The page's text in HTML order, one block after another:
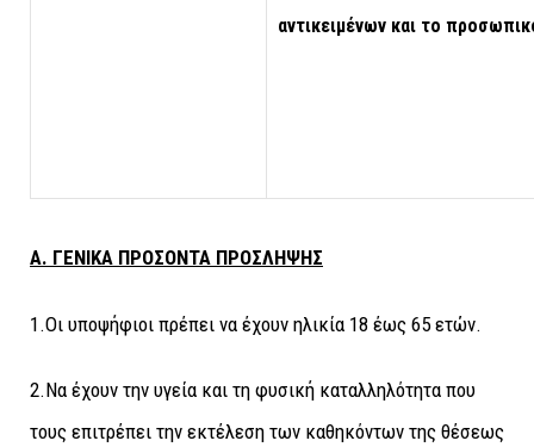
αντικειμένων και το
Α. ΓΕΝΙΚΑ ΠΡΟΣΟΝΤΑ ΠΡΟΣΛΗΨΗΣ
1.Οι υποψήφιοι πρέπει να έχουν ηλικία 18 έως 65 ετών.
2.Να έχουν την υγεία και τη φυσική καταλληλότητα που
τους επιτρέπει την εκτέλεση των καθηκόντων της θέσεως